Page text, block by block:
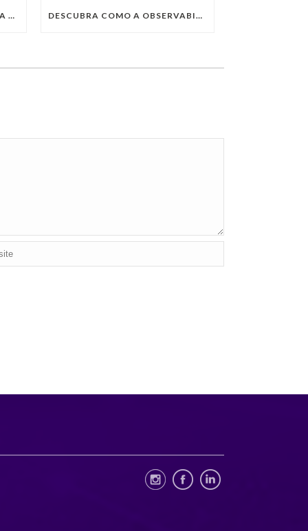
QUAIS SÃO AS TENDÊNCIAS DA TECNOLOGIA DA INFORMAÇÃO PARA 2023? DESCUBRA COMO A OBSERVABILITY IMPULSIONA O SUCESSO DO SEU NEGÓCIO